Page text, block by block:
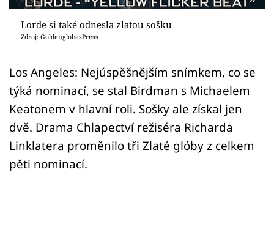
Sledujte prima+
Přihlášení
Sledujte nás
Lorde si také odnesla zlatou sošku
Zdroj: GoldenglobesPress
Los Angeles: Nejúspěšnějším snímkem, co se
týká nominací, se stal Birdman s Michaelem
Keatonem v hlavní roli. Sošky ale získal jen
dvě. Drama Chlapectví režiséra Richarda
Linklatera proměnilo tři Zlaté glóby z celkem
pěti nominací.